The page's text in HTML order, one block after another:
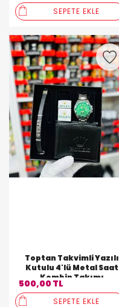
SEPETE EKLE
Toptan Takvimli Yazılı
Kutulu 4'lü Metal Saat
Kombin Takımı
500,00 TL
SEPETE EKLE